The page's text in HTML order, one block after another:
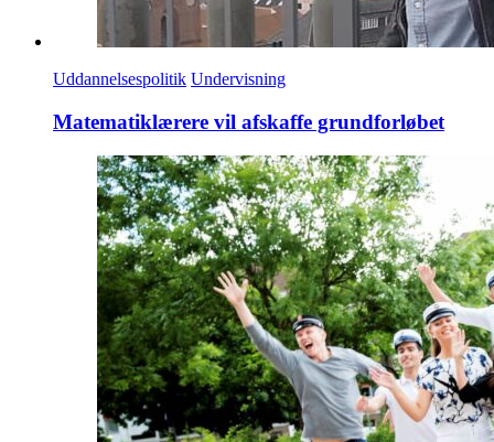
Uddannelsespolitik Undervisning
Matematiklærere vil afskaffe grundforløbet